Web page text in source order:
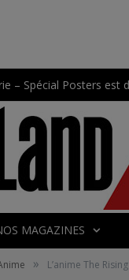
– Spécial Posters est
MAGAZINES
» L’anime The